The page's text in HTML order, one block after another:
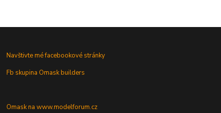
Navštivte mé facebookové stránky
Fb skupina Omask builders
Omask na www.modelforum.cz